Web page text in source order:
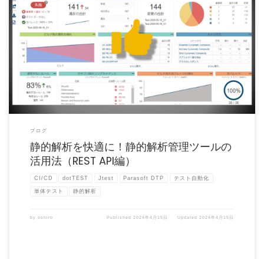
皆さんは、静的解析の結果をどのように管理していますか？静的解析ツールである
ParasoftのJtes […]
ブログ
静的解析を快適に！静的解析管理ツールの
活用法（REST API編）
CI/CD dotTEST Jtest Parasoft DTP テスト自動化
単体テスト 静的解析
by oshiro Published 2024年4月15日 Updated 2024年4月15日